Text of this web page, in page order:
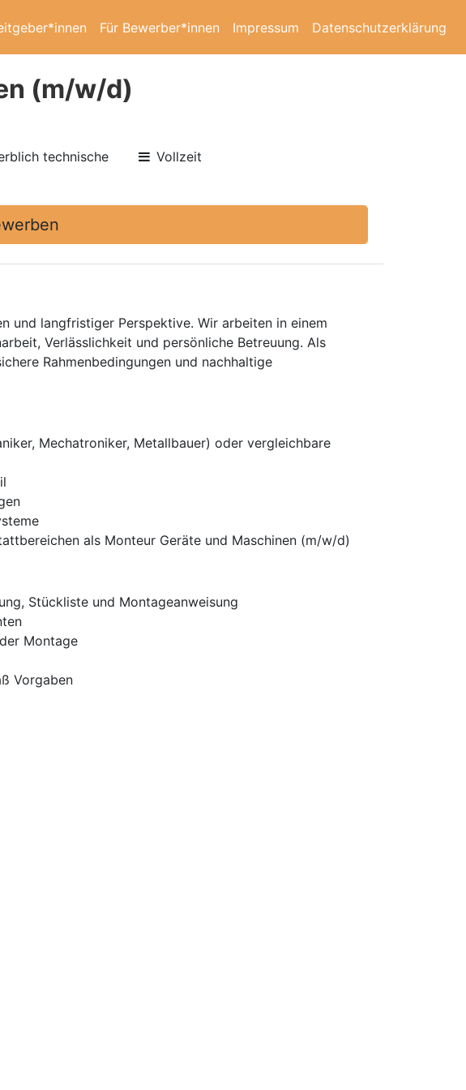
Für Bewerber*innen Impressum Datenschutzerklärung
(m/w/d)
technische
Vollzeit
und langfristiger Perspektive. Wir arbeiten in einem
Verlässlichkeit und persönliche Betreuung. Als
Rahmenbedingungen und nachhaltige
Mechatroniker, Metallbauer) oder vergleichbare
als Monteur Geräte und Maschinen (m/w/d)
Stückliste und Montageanweisung
Montage
Vorgaben